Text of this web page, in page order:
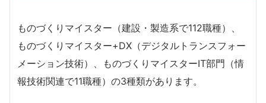
ものづくりマイスター（建設・製造系で112職種）、
ものづくりマイスター+DX（デジタルトランスフォー
メーション技術）、ものづくりマイスターIT部門（情
報技術関連で11職種）の3種類があります。